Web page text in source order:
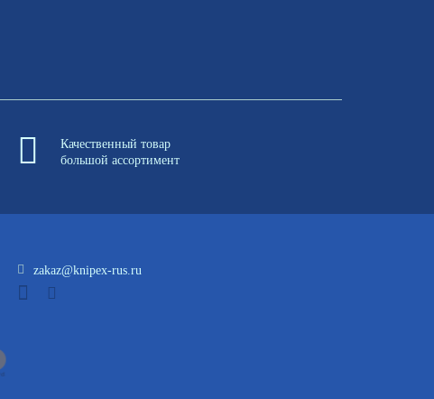
Качественный товар
большой ассортимент
zakaz@knipex-rus.ru